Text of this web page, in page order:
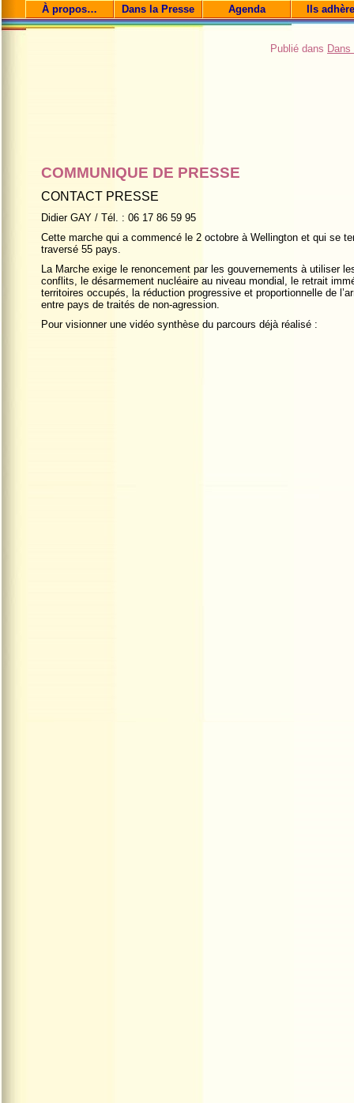
À propos… Dans la Presse Agenda Ils
Publié dans
COMMUNIQUE DE PRESSE
CONTACT PRESSE
Didier GAY / Tél. : 06 17 86 59 95
Cette marche qui a commencé le 2 octobre à Wellington et qui se
traversé 55 pays.
La Marche exige le renoncement par les gouvernements à utiliser
conflits, le désarmement nucléaire au niveau mondial, le retrait
territoires occupés, la réduction progressive et proportionnelle de
entre pays de traités de non-agression.
Pour visionner une vidéo synthèse du parcours déjà réalisé :